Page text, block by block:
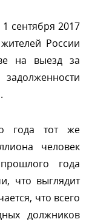
сентября 2017
России
на выезд за
года тот же
человек
года
что выглядит
что всего
должнико